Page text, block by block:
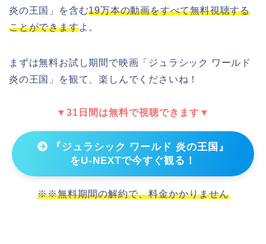
炎の王国」を含む19万本の動画をすべて無料視聴する
ことができますよ。
まずは無料お試し期間で映画「ジュラシック ワールド
炎の王国」を観て、楽しんでくださいね！
▼31日間は無料で視聴できます▼
『ジュラシック ワールド 炎の王国』
をU-NEXTで今すぐ観る！
※※無料期間の解約で、料金かかりません